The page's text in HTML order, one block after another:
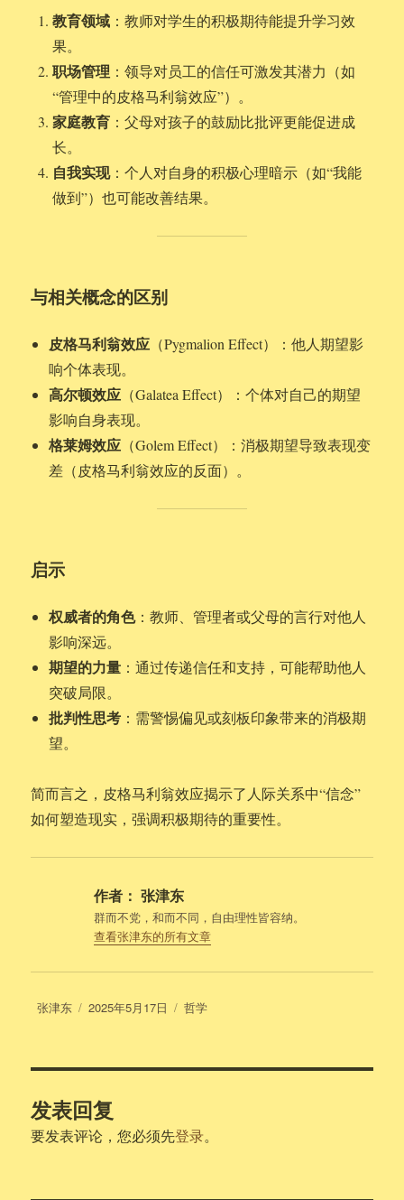
教育领域 ：教师对学生的积极期待能提升学习效
果。
职场管理 ：领导对员工的信任可激发其潜力（如
“管理中的皮格马利翁效应”）。
家庭教育 ：父母对孩子的鼓励比批评更能促进成
长。
自我实现：个人对自身的积极心理暗示（如“我能
做到”）也可能改善结果。
与相关概念的区别
皮格马利翁效应 （Pygmalion Effect）：他人期望影
响个体表现。
高尔顿效应 （Galatea Effect）：个体对自己的期望
影响自身表现。
格莱姆效应 （Golem Effect）：消极期望导致表现变
差（皮格马利翁效应的反面）。
启示
权威者的角色：教师、管理者或父母的言行对他人
影响深远。
期望的力量 ：通过传递信任和支持，可能帮助他人
突破局限。
批判性思考 ：需警惕偏见或刻板印象带来的消极期
望。
简而言之，皮格马利翁效应揭示了人际关系中“信念”
如何塑造现实，强调积极期待的重要性。
作者： 张津东
群而不党，和而不同，自由理性皆容纳。
查看张津东的所有文章
作
张津东
发
2025年5月17日
分
哲学
发表回复
要发表评论，您必须先登录。